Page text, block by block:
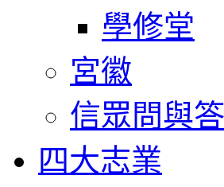
學修堂
宮徽
信眾問與答
四大志業